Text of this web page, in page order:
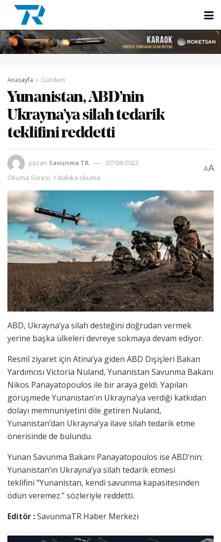
Anasayfa Gündem
Yunanistan, ABD’nin
Ukrayna’ya silah tedarik
teklifini reddetti
yazan Savunma TR
07/04/2022
Okuma Süresi: 1 dakika okuma
AA
ABD, Ukrayna’ya silah desteğini doğrudan vermek
yerine başka ülkeleri devreye sokmaya devam ediyor.
Resmî ziyaret için Atina’ya giden ABD Dışişleri Bakan
Yardımcısı Victoria Nuland, Yunanistan Savunma Bakanı
Nikos Panayatopoulos ile bir araya geldi. Yapılan
görüşmede Yunanistan’ın Ukrayna’ya verdiği katkıdan
dolayı memnuniyetini dile getiren Nuland,
Yunanistan’dan Ukrayna’ya ilave silah tedarik etme
önerisinde de bulundu.
Yunan Savunma Bakanı Panayatopoulos ise ABD’nin;
Yunanistan’ın Ukrayna’ya silah tedarik etmesi
teklifini “Yunanistan, kendi savunma kapasitesinden
ödün veremez.” sözleriyle reddetti.
Editör :SavunmaTR Haber Merkezi